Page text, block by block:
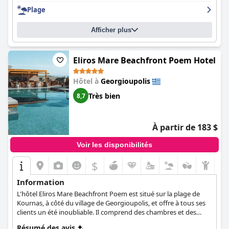
clients s'extasient sur leurs vacances exceptionnelles, louant le
complexe comme un endroit superbe pour un séjour parfait.
Plage
Afficher plus
Eliros Mare Beachfront Poem Hotel
Hôtel à Georgioupolis
8,7 Très bien
À partir de 183 $
Voir les disponibilités
$
Information
L'hôtel Eliros Mare Beachfront Poem est situé sur la plage de
Kournas, à côté du village de Georgioupolis, et offre à tous ses
clients un été inoubliable. Il comprend des chambres et des